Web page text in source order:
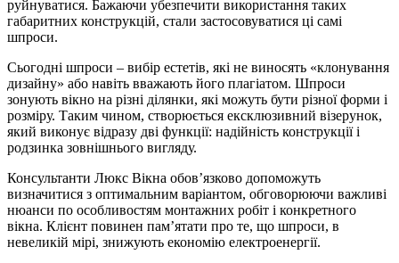
руйнуватися. Бажаючи убезпечити використання таких
габаритних конструкцій, стали застосовуватися ці самі
шпроси.
Сьогодні шпроси – вибір естетів, які не виносять «клонування
дизайну» або навіть вважають його плагіатом. Шпроси
зонують вікно на різні ділянки, які можуть бути різної форми і
розміру. Таким чином, створюється ексклюзивний візерунок,
який виконує відразу дві функції: надійність конструкції і
родзинка зовнішнього вигляду.
Консультанти Люкс Вікна обов’язково допоможуть
визначитися з оптимальним варіантом, обговорюючи важливі
нюанси по особливостям монтажних робіт і конкретного
вікна. Клієнт повинен пам’ятати про те, що шпроси, в
невеликій мірі, знижують економію електроенергії.